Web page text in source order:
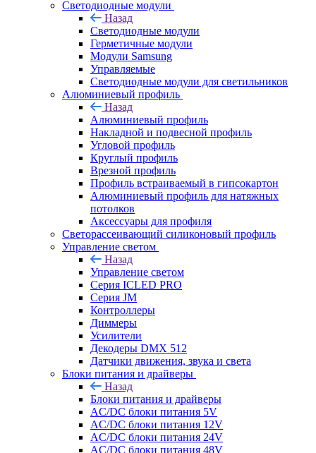
Светодиодные модули
Назад
Светодиодные модули
Герметичные модули
Модули Samsung
Управляемые
Светодиодные модули для светильников
Алюминиевый профиль
Назад
Алюминиевый профиль
Накладной и подвесной профиль
Угловой профиль
Круглый профиль
Врезной профиль
Профиль встраиваемый в гипсокартон
Алюминиевый профиль для натяжных
потолков
Аксессуары для профиля
Светорассеивающий силиконовый профиль
Управление светом
Назад
Управление светом
Серия ICLED PRO
Серия JM
Контроллеры
Диммеры
Усилители
Декодеры DMX 512
Датчики движения, звука и света
Блоки питания и драйверы
Назад
Блоки питания и драйверы
AC/DC блоки питания 5V
AC/DC блоки питания 12V
AC/DC блоки питания 24V
AC/DC блоки питания 48V